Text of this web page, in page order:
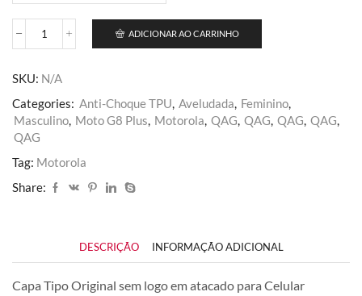
Moto
quantidade
ADICIONAR AO CARRINHO
SKU: N/A
Categories: Anti-Choque TPU, Aveludada, Feminino,
Masculino, Moto G8 Plus, Motorola, QAG, QAG, QAG, QAG,
QAG
Tag: Motorola
Share:
DESCRIÇÃO INFORMAÇÃO ADICIONAL
Capa Tipo Original sem logo em atacado para Celular